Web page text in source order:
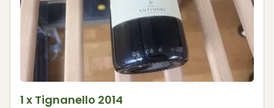
1 x Tignanello 2014